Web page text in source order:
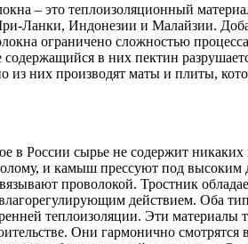
– это теплоизоляционный
Индонезии и Малайзии.
ограничено сложностью
содержащийся в них пектин
них производят маты и плиты,
в России сырье не содержит
и камыш прессуют под высоким
проволокой. Тростник
действием. Оба
теплоизоляции. Эти материалы
Они гармонично смотрятся